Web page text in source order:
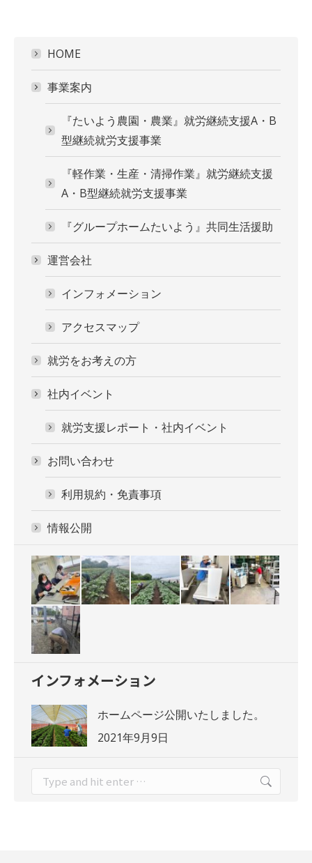
HOME
事業案内
『たいよう農園・農業』就労継続支援A・B
型継続就労支援事業
『軽作業・生産・清掃作業』就労継続支援
A・B型継続就労支援事業
『グループホームたいよう』共同生活援助
運営会社
インフォメーション
アクセスマップ
就労をお考えの方
社内イベント
就労支援レポート・社内イベント
お問い合わせ
利用規約・免責事項
情報公開
インフォメーション
ホームページ公開いたしました。
2021年9月9日
Search: